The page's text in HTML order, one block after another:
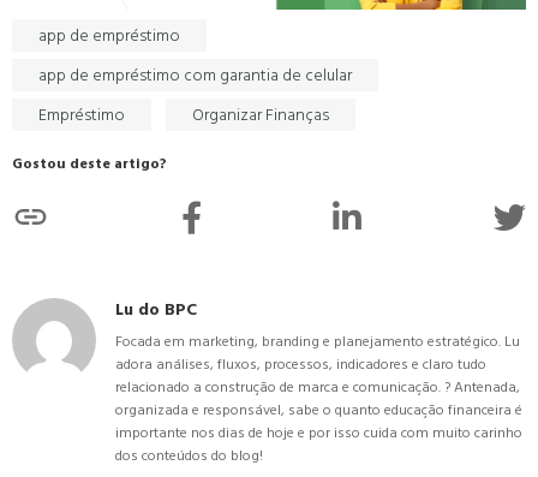
Gostou deste artigo?
app de empréstimo
app de empréstimo com garantia de celular
Empréstimo
Organizar Finanças
Lu do BPC
Focada em marketing, branding e planejamento estratégico. Lu
adora análises, fluxos, processos, indicadores e claro tudo
relacionado a construção de marca e comunicação. ? Antenada,
organizada e responsável, sabe o quanto educação financeira é
importante nos dias de hoje e por isso cuida com muito carinho
dos conteúdos do blog!